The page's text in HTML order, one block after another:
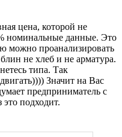
цена, которой не
номинальные данные. Это
можно проанализировать
не хлеб и не арматура.
типа. Так
Значит на Вас
предприниматель с
подходит.